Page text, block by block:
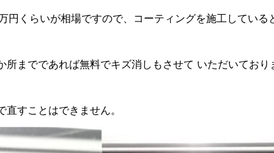
円くらいが相場ですので、コーティングを施工してい
までであれば無料でキズ消しもさせて いただいてお
すことはできません。